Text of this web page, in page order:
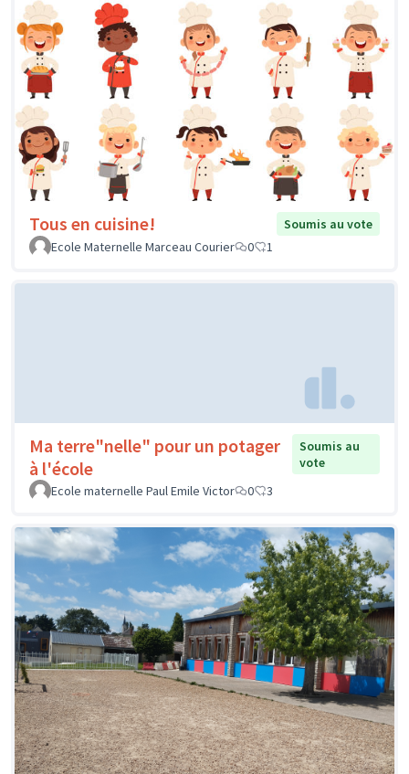
Tous en cuisine!
Soumis au vote
Ecole Maternelle Marceau Courier
0 1
Ma terre"nelle" pour un potager
à l'école
Soumis au
vote
Ecole maternelle Paul Emile Victor
0 3